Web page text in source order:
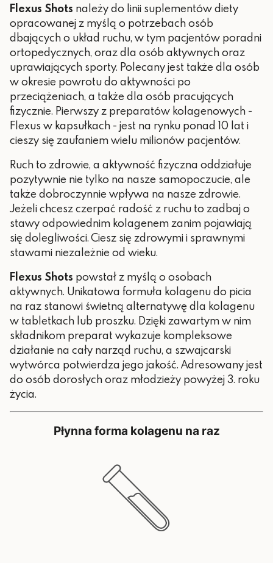
Flexus Shots należy do linii suplementów diety
opracowanej z myślą o potrzebach osób
dbających o układ ruchu, w tym pacjentów poradni
ortopedycznych, oraz dla osób aktywnych oraz
uprawiających sporty. Polecany jest także dla osób
w okresie powrotu do aktywności po
przeciążeniach, a także dla osób pracujących
fizycznie. Pierwszy z preparatów kolagenowych -
Flexus w kapsułkach - jest na rynku ponad 10 lat i
cieszy się zaufaniem wielu milionów pacjentów.
Ruch to zdrowie, a aktywność fizyczna oddziałuje
pozytywnie nie tylko na nasze samopoczucie, ale
także dobroczynnie wpływa na nasze zdrowie.
Jeżeli chcesz czerpać radość z ruchu to zadbaj o
stawy odpowiednim kolagenem zanim pojawiają
się dolegliwości. Ciesz się zdrowymi i sprawnymi
stawami niezależnie od wieku.
Flexus Shots powstał z myślą o osobach
aktywnych. Unikatowa formuła kolagenu do picia
na raz stanowi świetną alternatywę dla kolagenu
w tabletkach lub proszku. Dzięki zawartym w nim
składnikom preparat wykazuje kompleksowe
działanie na cały narząd ruchu, a szwajcarski
wytwórca potwierdza jego jakość. Adresowany jest
do osób dorosłych oraz młodzieży powyżej 3. roku
życia.
Płynna forma kolagenu na raz